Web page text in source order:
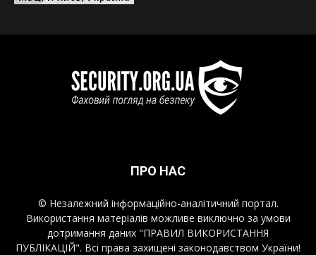
ПРО НАС
© Незалежний інформаційно-аналітичний портал.
Використання матеріалів можливе виключно за умови
дотримання даних "ПРАВИЛ ВИКОРИСТАННЯ
ПУБЛІКАЦІЙ". Всі права захищені законодавством України!